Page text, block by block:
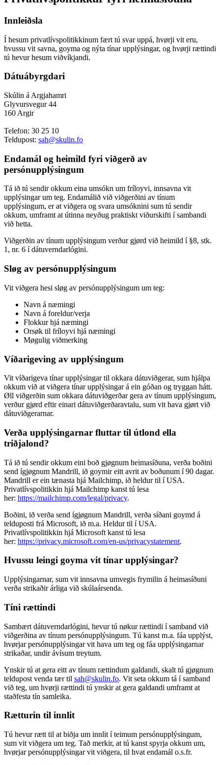
Innleiðsla
Í hesum privatlívspolitikkinum fært tú svar uppá, hvørji vit eru,
hvussu vit savna, goyma og nýta tínar upplýsingar, og hvørji rættindi
tú hevur hesum viðvíkjandi.
Dátuábyrgdari
Skúlin á Argjahamri
Glyvursvegur 44
160 Argir
Telefon: 30 25 10
Teldupost: sah@skulin.fo
Endamál og heimild fyri viðgerð av
persónupplýsingum
Tá ið tú sendir okkum eina umsókn um fríloyvi, innsavna vit
upplýsingar um teg. Endamálið við viðgerðini av tínum
upplýsingum, er at viðgera og svara umsóknini sum tú sendir
okkum, umframt at útinna neyðug praktiskt viðurskifti í sambandi
við hetta.
Viðgerðin av tínum upplýsingum verður gjørd við heimild í §8, stk.
1, nr. 6 í dátuverndarlógini.
Sløg av persónupplýsingum
Vit viðgera hesi sløg av persónupplýsingum um teg:
Navn á næmingi
Navn á foreldur/verja
Flokkur hjá næmingi
Orsøk til fríloyvi hjá næmingi
Møgulig viðmerking
Víðarigeving av upplýsingum
Vit víðarigeva tínar upplýsingar til okkara dátuviðgerar, sum hjálpa
okkum við at viðgera tínar upplýsingar á ein góðan og tryggan hátt.
Øll viðgerðin sum okkara dátuviðgerðar gera av tínum upplýsingum,
verður gjørd eftir einari dátuviðgerðaravtalu, sum vit hava gjørt við
dátuviðgerarnar.
Verða upplýsingarnar fluttar til útlond ella
triðjalond?
Tá ið tú sendir okkum eini boð gjøgnum heimasíðuna, verða boðini
send ígjøgnum Mandrill, ið goymir eitt avrit av boðunum í 90 dagar.
Mandrill er ein tænasta hjá Mailchimp, ið heldur til í USA.
Privatlívspolitikkin hjá Mailchimp kanst tú lesa
her: https://mailchimp.com/legal/privacy.
Boðini, ið verða send ígjøgnum Mandrill, verða síðani goymd á
telduposti frá Microsoft, ið m.a. Heldur til í USA.
Privatlívspolitikkin hjá Microsoft kanst tú lesa
her: https://privacy.microsoft.com/en-us/privacystatement.
Hvussu leingi goyma vit tínar upplýsingar?
Upplýsingarnar, sum vit innsavna umvegis frymilin á heimasíðuni
verða strikaðir árliga við skúlaársenda.
Tíni rættindi
Sambært dátuverndarlógini, hevur tú nøkur rættindi í samband við
viðgerðina av tínum persónupplýsingum. Tú kanst m.a. fáa upplýst,
hvørjar persónupplýsingar vit hava um teg og fáa upplýsingarnar
strikaðar, undir ávísum treytum.
Ynskir tú at gera eitt av tínum rættindum galdandi, skalt tú gjøgnum
teldupost venda tær til sah@skulin.fo. Vit seta okkum tá í samband
við teg, um hvørji rættindi tú ynskir at gera galdandi umframt at
staðfesta tín samleika.
Rætturin til innlit
Tú hevur rætt til at biðja um innlit í teimum persónupplýsingum,
sum vit viðgera um teg. Tað merkir, at tú kanst spyrja okkum um,
hvørjar persónupplýsingar vit viðgera, til hvat endamál o.s.fr.